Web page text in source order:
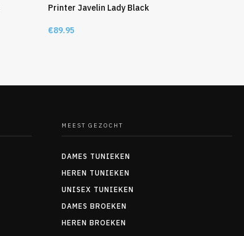
Printer Javelin Lady Black
€89.95
MEEST GEZOCHT
DAMES TUNIEKEN
HEREN TUNIEKEN
UNISEX TUNIEKEN
DAMES BROEKEN
HEREN BROEKEN